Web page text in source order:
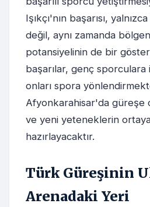
Işıkçı'nın başarısı,
değil, aynı zamanda
potansiyelinin de bir
başarılar, genç
onları spora
Afyonkarahisar'da güreşe
ve yeni yeteneklerin ortaya
hazırlayacaktır.
Türk Güreşinin
Arenadaki Yeri